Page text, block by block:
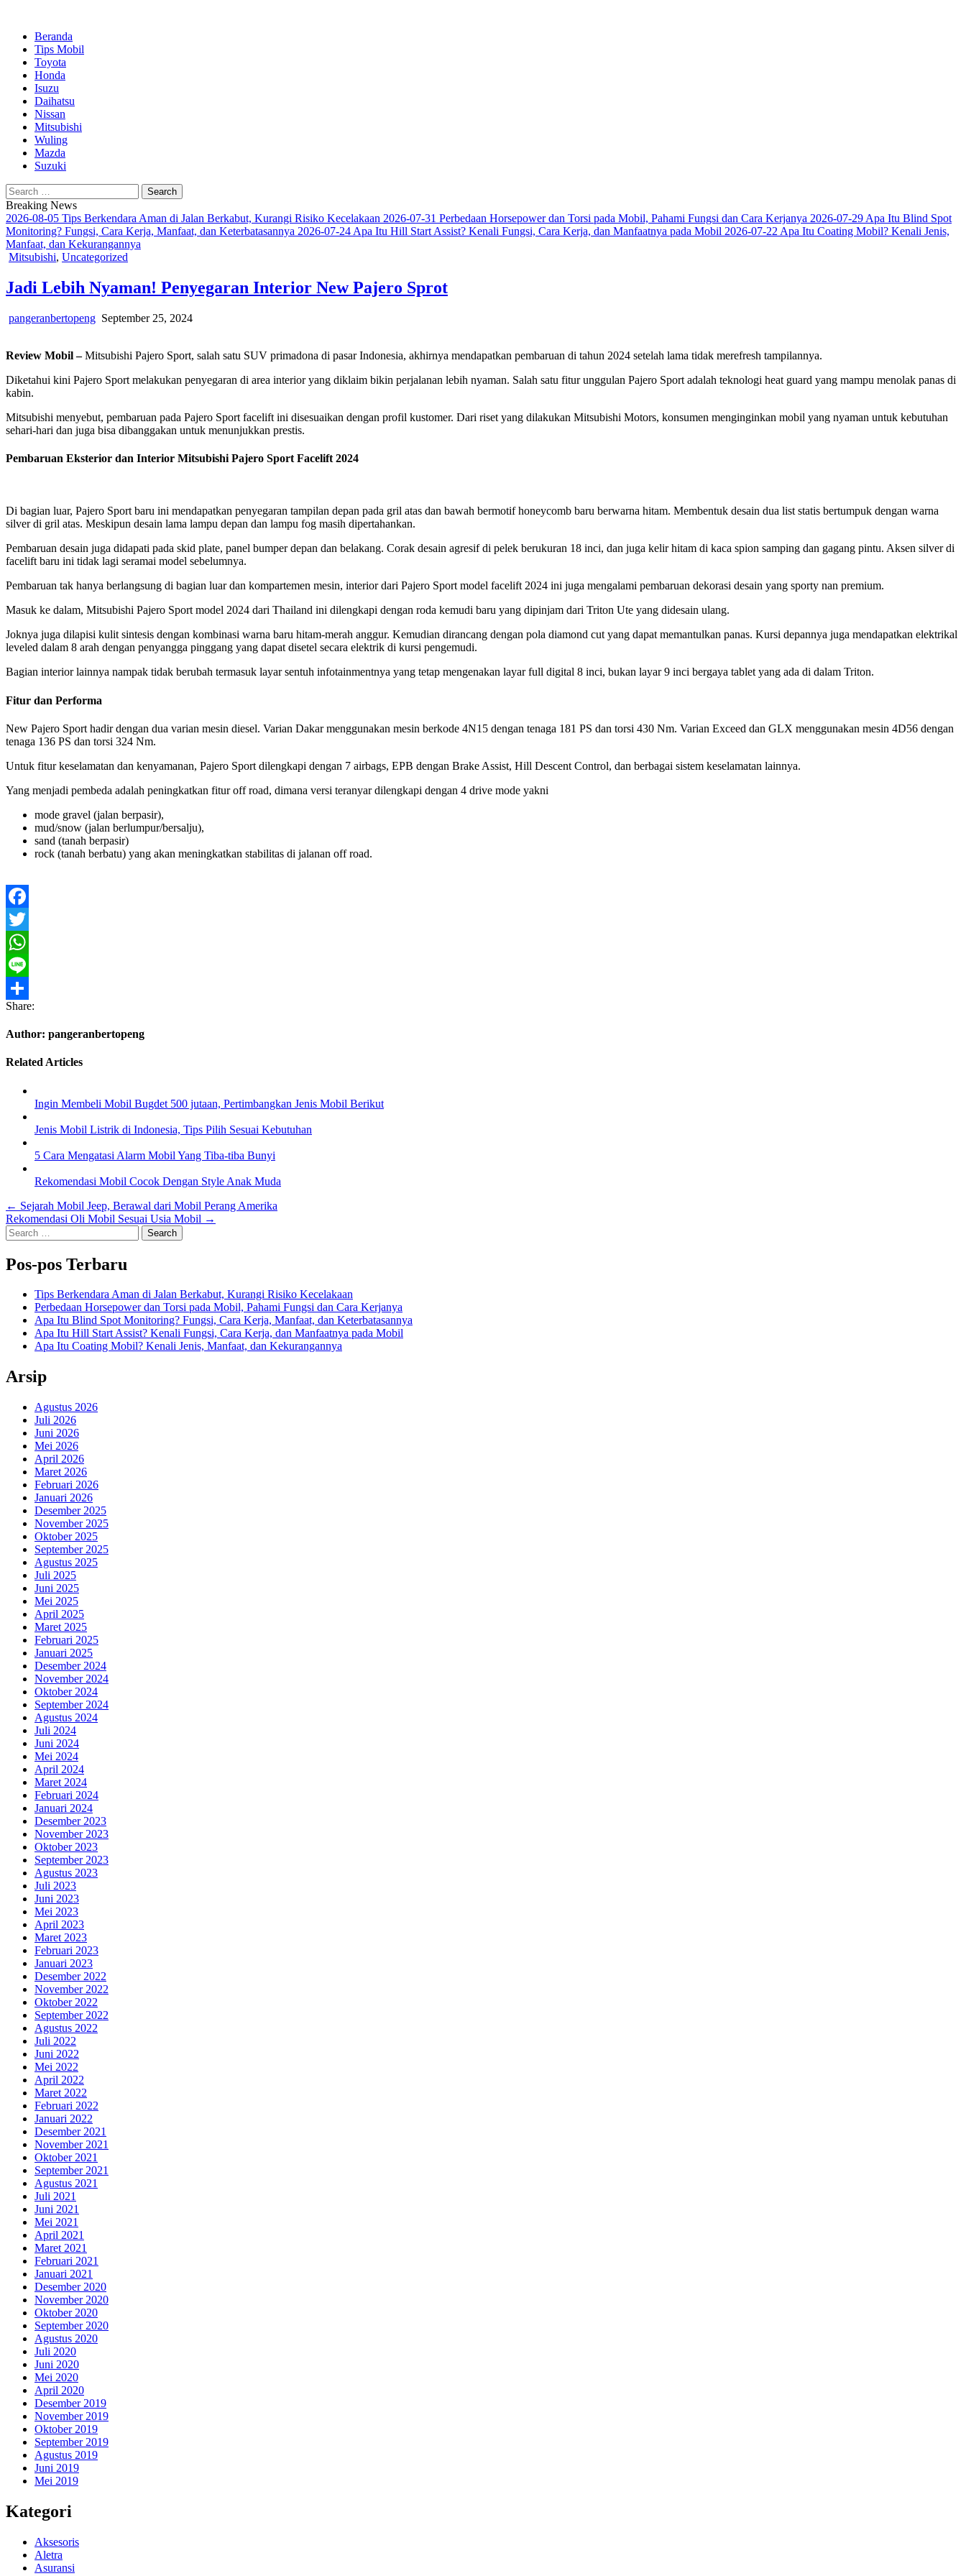
Beranda
Tips Mobil
Toyota
Honda
Isuzu
Daihatsu
Nissan
Mitsubishi
Wuling
Mazda
Suzuki
Search
for:
Breaking News
2026-08-05 Tips Berkendara Aman di Jalan Berkabut, Kurangi Risiko Kecelakaan 2026-07-31 Perbedaan Horsepower dan Torsi pada Mobil, Pahami Fungsi dan Cara Kerjanya 2026-07-29 Apa Itu Blind Spot
Monitoring? Fungsi, Cara Kerja, Manfaat, dan Keterbatasannya 2026-07-24 Apa Itu Hill Start Assist? Kenali Fungsi, Cara Kerja, dan Manfaatnya pada Mobil 2026-07-22 Apa Itu Coating Mobil? Kenali Jenis,
Manfaat, dan Kekurangannya
Posted
Mitsubishi, Uncategorized
Jadi Lebih Nyaman! Penyegaran Interior New Pajero Sprot
pangeranbertopeng September 25, 2024
Review Mobil –Mitsubishi Pajero Sport, salah satu SUV primadona di pasar Indonesia, akhirnya mendapatkan pembaruan di tahun 2024 setelah lama tidak merefresh tampilannya.
Diketahui kini Pajero Sport melakukan penyegaran di area interior yang diklaim bikin perjalanan lebih nyaman. Salah satu fitur unggulan Pajero Sport adalah teknologi heat guard yang mampu menolak panas di
kabin.
Mitsubishi menyebut, pembaruan pada Pajero Sport facelift ini disesuaikan dengan profil kustomer. Dari riset yang dilakukan Mitsubishi Motors, konsumen menginginkan mobil yang nyaman untuk kebutuhan
sehari-hari dan juga bisa dibanggakan untuk menunjukkan prestis.
Pembaruan Eksterior dan Interior Mitsubishi Pajero Sport Facelift 2024
Di bagian luar, Pajero Sport baru ini mendapatkan penyegaran tampilan depan pada gril atas dan bawah bermotif honeycomb baru berwarna hitam. Membentuk desain dua list statis bertumpuk dengan warna
silver di gril atas. Meskipun desain lama lampu depan dan lampu fog masih dipertahankan.
Pembaruan desain juga didapati pada skid plate, panel bumper depan dan belakang. Corak desain agresif di pelek berukuran 18 inci, dan juga kelir hitam di kaca spion samping dan gagang pintu. Aksen silver di
facelift baru ini tidak lagi seramai model sebelumnya.
Pembaruan tak hanya berlangsung di bagian luar dan kompartemen mesin, interior dari Pajero Sport model facelift 2024 ini juga mengalami pembaruan dekorasi desain yang sporty nan premium.
Masuk ke dalam, Mitsubishi Pajero Sport model 2024 dari Thailand ini dilengkapi dengan roda kemudi baru yang dipinjam dari Triton Ute yang didesain ulang.
Joknya juga dilapisi kulit sintesis dengan kombinasi warna baru hitam-merah anggur. Kemudian dirancang dengan pola diamond cut yang dapat memantulkan panas. Kursi depannya juga mendapatkan elektrikal
leveled dalam 8 arah dengan penyangga pinggang yang dapat disetel secara elektrik di kursi pengemudi.
Bagian interior lainnya nampak tidak berubah termasuk layar sentuh infotainmentnya yang tetap mengenakan layar full digital 8 inci, bukan layar 9 inci bergaya tablet yang ada di dalam Triton.
Fitur dan Performa
New Pajero Sport hadir dengan dua varian mesin diesel. Varian Dakar menggunakan mesin berkode 4N15 dengan tenaga 181 PS dan torsi 430 Nm. Varian Exceed dan GLX menggunakan mesin 4D56 dengan
tenaga 136 PS dan torsi 324 Nm.
Untuk fitur keselamatan dan kenyamanan, Pajero Sport dilengkapi dengan 7 airbags, EPB dengan Brake Assist, Hill Descent Control, dan berbagai sistem keselamatan lainnya.
Yang menjadi pembeda adalah peningkatkan fitur off road, dimana versi teranyar dilengkapi dengan 4 drive mode yakni
mode gravel (jalan berpasir),
mud/snow (jalan berlumpur/bersalju),
sand (tanah berpasir)
rock (tanah berbatu) yang akan meningkatkan stabilitas di jalanan off road.
Facebook
Twitter
WhatsApp
Line
Share
Share:
Author: pangeranbertopeng
Related Articles
Ingin Membeli Mobil Bugdet 500 jutaan, Pertimbangkan Jenis Mobil Berikut
Jenis Mobil Listrik di Indonesia, Tips Pilih Sesuai Kebutuhan
5 Cara Mengatasi Alarm Mobil Yang Tiba-tiba Bunyi
Rekomendasi Mobil Cocok Dengan Style Anak Muda
Navigasi
pos
← Sejarah Mobil Jeep, Berawal dari Mobil Perang Amerika
Rekomendasi Oli Mobil Sesuai Usia Mobil →
Search
for:
Pos-pos Terbaru
Tips Berkendara Aman di Jalan Berkabut, Kurangi Risiko Kecelakaan
Perbedaan Horsepower dan Torsi pada Mobil, Pahami Fungsi dan Cara Kerjanya
Apa Itu Blind Spot Monitoring? Fungsi, Cara Kerja, Manfaat, dan Keterbatasannya
Apa Itu Hill Start Assist? Kenali Fungsi, Cara Kerja, dan Manfaatnya pada Mobil
Apa Itu Coating Mobil? Kenali Jenis, Manfaat, dan Kekurangannya
Arsip
Agustus 2026
Juli 2026
Juni 2026
Mei 2026
April 2026
Maret 2026
Februari 2026
Januari 2026
Desember 2025
November 2025
Oktober 2025
September 2025
Agustus 2025
Juli 2025
Juni 2025
Mei 2025
April 2025
Maret 2025
Februari 2025
Januari 2025
Desember 2024
November 2024
Oktober 2024
September 2024
Agustus 2024
Juli 2024
Juni 2024
Mei 2024
April 2024
Maret 2024
Februari 2024
Januari 2024
Desember 2023
November 2023
Oktober 2023
September 2023
Agustus 2023
Juli 2023
Juni 2023
Mei 2023
April 2023
Maret 2023
Februari 2023
Januari 2023
Desember 2022
November 2022
Oktober 2022
September 2022
Agustus 2022
Juli 2022
Juni 2022
Mei 2022
April 2022
Maret 2022
Februari 2022
Januari 2022
Desember 2021
November 2021
Oktober 2021
September 2021
Agustus 2021
Juli 2021
Juni 2021
Mei 2021
April 2021
Maret 2021
Februari 2021
Januari 2021
Desember 2020
November 2020
Oktober 2020
September 2020
Agustus 2020
Juli 2020
Juni 2020
Mei 2020
April 2020
Desember 2019
November 2019
Oktober 2019
September 2019
Agustus 2019
Juni 2019
Mei 2019
Kategori
Aksesoris
Aletra
Asuransi